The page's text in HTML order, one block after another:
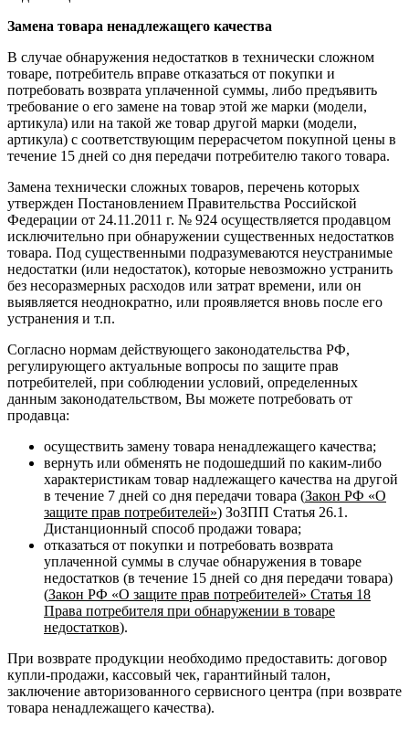
Замена товара ненадлежащего качества
В случае обнаружения недостатков в технически сложном
товаре, потребитель вправе отказаться от покупки и
потребовать возврата уплаченной суммы, либо предъявить
требование о его замене на товар этой же марки (модели,
артикула) или на такой же товар другой марки (модели,
артикула) с соответствующим перерасчетом покупной цены в
течение 15 дней со дня передачи потребителю такого товара.
Замена технически сложных товаров, перечень которых
утвержден Постановлением Правительства Российской
Федерации от 24.11.2011 г. № 924 осуществляется продавцом
исключительно при обнаружении существенных недостатков
товара. Под существенными подразумеваются неустранимые
недостатки (или недостаток), которые невозможно устранить
без несоразмерных расходов или затрат времени, или он
выявляется неоднократно, или проявляется вновь после его
устранения и т.п.
Согласно нормам действующего законодательства РФ,
регулирующего актуальные вопросы по защите прав
потребителей, при соблюдении условий, определенных
данным законодательством, Вы можете потребовать от
продавца:
осуществить замену товара ненадлежащего качества;
вернуть или обменять не подошедший по каким-либо
характеристикам товар надлежащего качества на другой
в течение 7 дней со дня передачи товара (Закон РФ «О
защите прав потребителей») ЗоЗПП Статья 26.1.
Дистанционный способ продажи товара;
отказаться от покупки и потребовать возврата
уплаченной суммы в случае обнаружения в товаре
недостатков (в течение 15 дней со дня передачи товара)
(Закон РФ «О защите прав потребителей» Статья 18
Права потребителя при обнаружении в товаре
недостатков).
При возврате продукции необходимо предоставить: договор
купли-продажи, кассовый чек, гарантийный талон,
заключение авторизованного сервисного центра (при возврате
товара ненадлежащего качества).